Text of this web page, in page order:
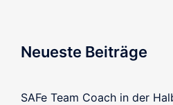
Neueste Beiträge
SAFe Team Coach in der